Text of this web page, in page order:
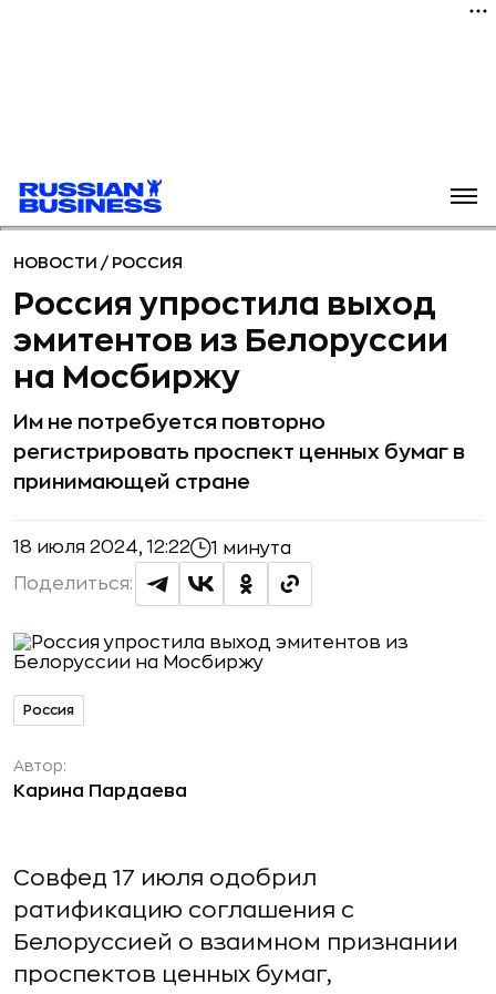
НОВОСТИ / РОССИЯ
Россия упростила выход
эмитентов из Белоруссии
на Мосбиржу
Им не потребуется повторно
регистрировать проспект ценных бумаг в
принимающей стране
18 июля 2024, 12:22 1 минута
Поделиться:
Россия
Автор:
Карина Пардаева
Совфед 17 июля одобрил
ратификацию соглашения с
Белоруссией о взаимном признании
проспектов ценных бумаг,